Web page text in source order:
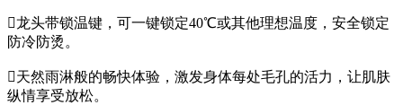
龙头带锁温键，可一键锁定40℃或其他理想温度，安全锁定
防冷防烫。
天然雨淋般的畅快体验，激发身体每处毛孔的活力，让肌肤
纵情享受放松。